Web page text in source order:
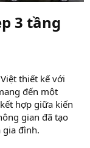
3 tầng
thiết kế với
đến một
hợp giữa kiến
gian đã tạo
gia đình.